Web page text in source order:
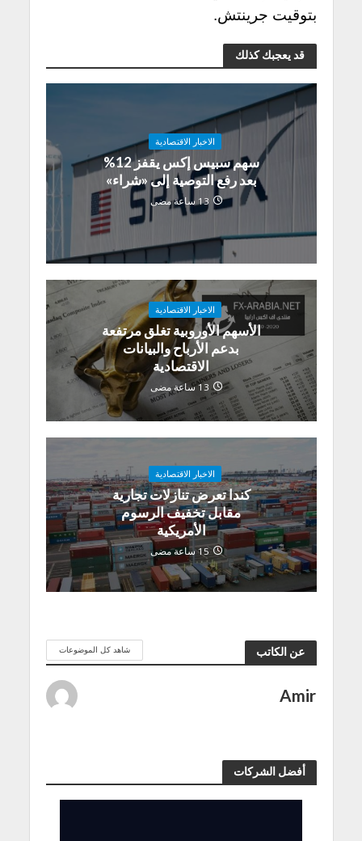
بتوقيت جرينتش.
قد يعجبك كذلك
الاخبار الاقتصادية
سهم سبيس إكس يقفز 12%
بعد رفع التوصية إلى «شراء»
13 ساعة مضى
الاخبار الاقتصادية
الأسهم الأوروبية تغلق مرتفعة
بدعم الأرباح والبيانات
الاقتصادية
13 ساعة مضى
الاخبار الاقتصادية
كندا تعرض تنازلات تجارية
مقابل تخفيف الرسوم
الأمريكية
15 ساعة مضى
عن الكاتب شاهد كل الموضوعات
Amir
أفضل الشركات